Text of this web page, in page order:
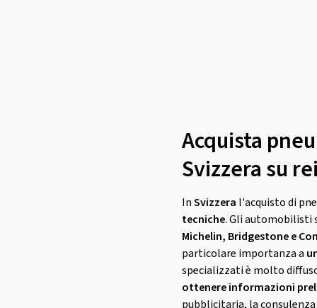
Acquista
Svizzera su
InSvizzera l'acquisto di
tecniche. Gli automobilisti
Michelin, Bridgestone e
particolare importanza a
specializzati è molto
ottenere informazioni
pubblicitaria, la